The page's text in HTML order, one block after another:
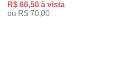
R$ 66,50 à vista
ou R$ 70,00